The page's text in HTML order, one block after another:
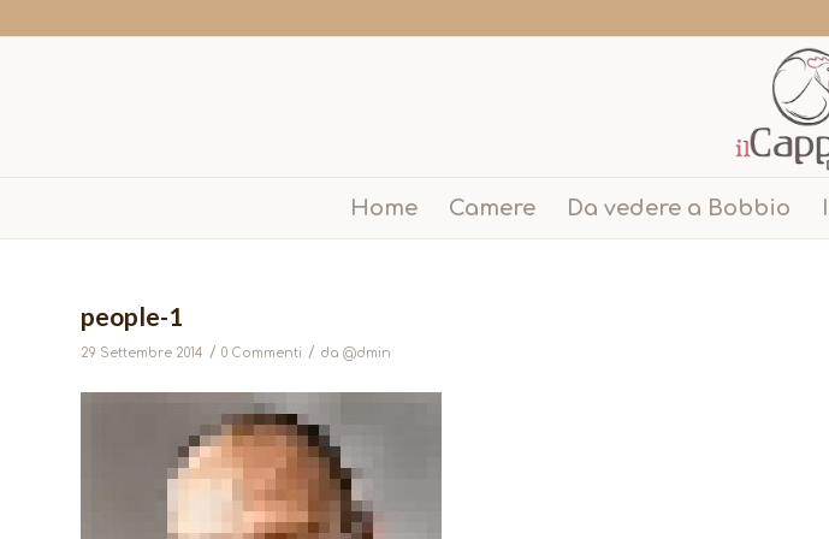
Home Camere Da vedere a Bobbio
people-1
29 Settembre 2014 / 0 Commenti / da @dmin